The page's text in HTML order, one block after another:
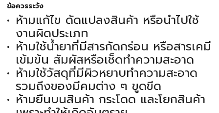
ข้อควรระวัง
ห้ามแก้ไข ดัดแปลงสินค้า หรือนำไปใช้
งานผิดประเภท
ห้ามใช้น้ำยาที่มีสารกัดกร่อน หรือสารเคมี
เข้มข้น สัมผัสหรือเช็ดทำความสะอาด
ห้ามใช้วัสดุที่มีผิวหยาบทำความสะอาด
รวมถึงของมีคมต่าง ๆ ขูดขีด
ห้ามยืนบนสินค้า กระโดด และโยกสินค้า